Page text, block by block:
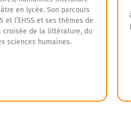
en lycée. Son parcours
et l’EHSS et ses thèmes de
croisée de la littérature, du
sciences humaines.